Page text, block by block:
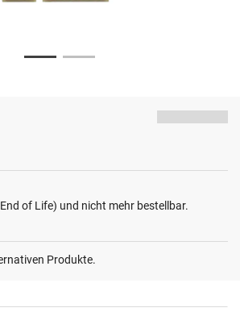
of Life) und nicht mehr bestellbar.
Produkte.